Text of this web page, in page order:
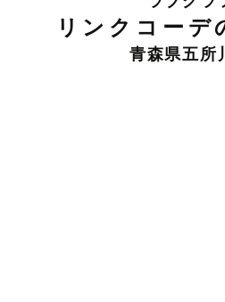
リンクコーデ
青森県五所